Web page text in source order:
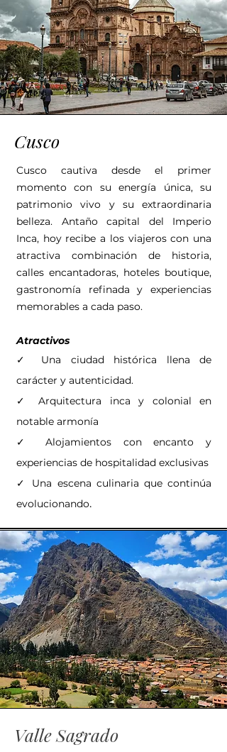
Cusco
Cusco cautiva desde el primer
momento con su energía única, su
patrimonio vivo y su extraordinaria
belleza. Antaño capital del Imperio
Inca, hoy recibe a los viajeros con una
atractiva combinación de historia,
calles encantadoras, hoteles boutique,
gastronomía refinada y experiencias
memorables a cada paso.
Atractivos
✓ Una ciudad histórica llena de
carácter y autenticidad.
✓ Arquitectura inca y colonial en
notable armonía
✓ Alojamientos con encanto y
experiencias de hospitalidad exclusivas
✓ Una escena culinaria que continúa
evolucionando.
Valle Sagrado